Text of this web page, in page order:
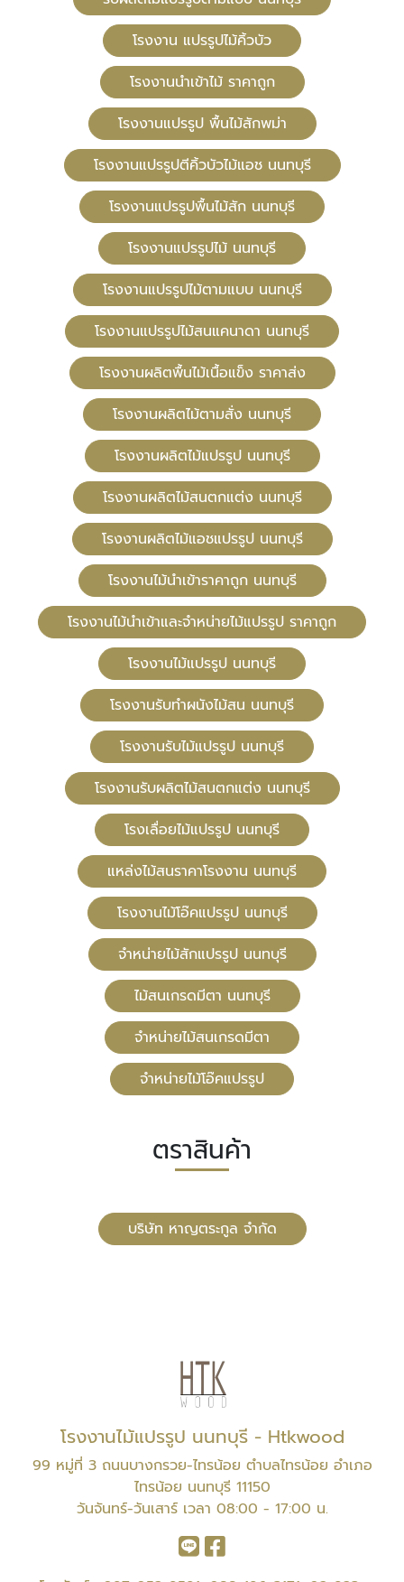
โรงงาน แปรรูปไม้คิ้วบัว
โรงงานนำเข้าไม้ ราคาถูก
โรงงานแปรรูป พื้นไม้สักพม่า
โรงงานแปรรูปตีคิ้วบัวไม้แอช นนทบุรี
โรงงานแปรรูปพื้นไม้สัก นนทบุรี
โรงงานแปรรูปไม้ นนทบุรี
โรงงานแปรรูปไม้ตามแบบ นนทบุรี
โรงงานแปรรูปไม้สนแคนาดา นนทบุรี
โรงงานผลิตพื้นไม้เนื้อแข็ง ราคาส่ง
โรงงานผลิตไม้ตามสั่ง นนทบุรี
โรงงานผลิตไม้แปรรูป นนทบุรี
โรงงานผลิตไม้สนตกแต่ง นนทบุรี
โรงงานผลิตไม้แอชแปรรูป นนทบุรี
โรงงานไม้นำเข้าราคาถูก นนทบุรี
โรงงานไม้นำเข้าและจำหน่ายไม้แปรรูป ราคาถูก
โรงงานไม้แปรรูป นนทบุรี
โรงงานรับทำผนังไม้สน นนทบุรี
โรงงานรับไม้แปรรูป นนทบุรี
โรงงานรับผลิตไม้สนตกแต่ง นนทบุรี
โรงเลื่อยไม้แปรรูป นนทบุรี
แหล่งไม้สนราคาโรงงาน นนทบุรี
โรงงานไม้โอ๊คแปรรูป นนทบุรี
จำหน่ายไม้สักแปรรูป นนทบุรี
ไม้สนเกรดมีตา นนทบุรี
จำหน่ายไม้สนเกรดมีตา
จำหน่ายไม้โอ๊คแปรรูป
ตราสินค้า
บริษัท หาญตระกูล จำกัด
โรงงานไม้แปรรูป นนทบุรี - Htkwood
99 หมู่ที่ 3 ถนนบางกรวย-ไทรน้อย ตำบลไทรน้อย อำเภอ
ไทรน้อย นนทบุรี 11150
วันจันทร์-วันเสาร์ เวลา 08:00 - 17:00 น.